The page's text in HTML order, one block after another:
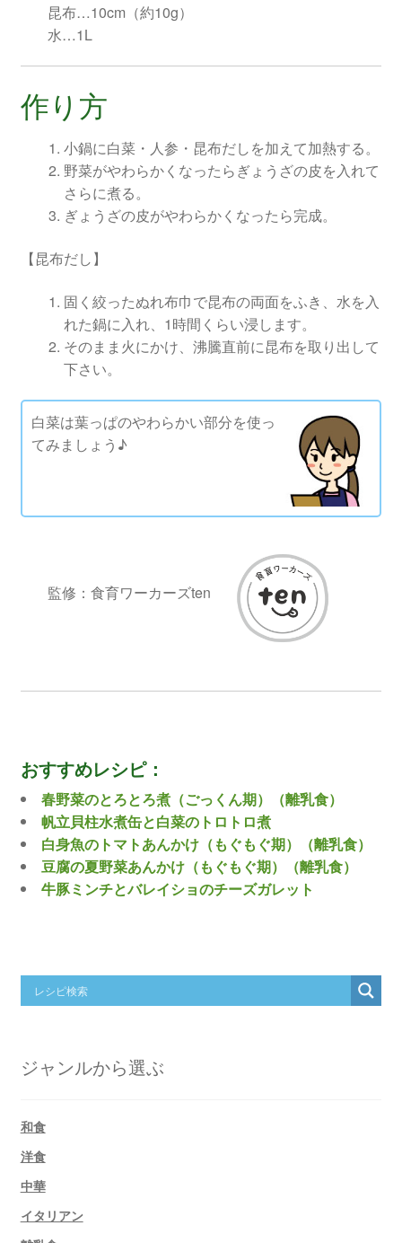
昆布…10cm（約10g）
水…1L
作り方
小鍋に白菜・人参・昆布だしを加えて加熱する。
野菜がやわらかくなったらぎょうざの皮を入れて
さらに煮る。
ぎょうざの皮がやわらかくなったら完成。
【昆布だし】
固く絞ったぬれ布巾で昆布の両面をふき、水を入
れた鍋に入れ、1時間くらい浸します。
そのまま火にかけ、沸騰直前に昆布を取り出して
下さい。
白菜は葉っぱのやわらかい部分を使っ
てみましょう♪
監修：食育ワーカーズten
おすすめレシピ：
春野菜のとろとろ煮（ごっくん期）（離乳食）
帆立貝柱水煮缶と白菜のトロトロ煮
白身魚のトマトあんかけ（もぐもぐ期）（離乳食）
豆腐の夏野菜あんかけ（もぐもぐ期）（離乳食）
牛豚ミンチとバレイショのチーズガレット
ジャンルから選ぶ
和食
洋食
中華
イタリアン